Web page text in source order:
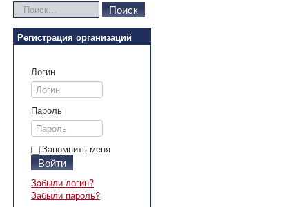
Искать... Поиск
Регистрация организаций
Логин
Пароль
Запомнить меня
Войти
Забыли логин?
Забыли пароль?